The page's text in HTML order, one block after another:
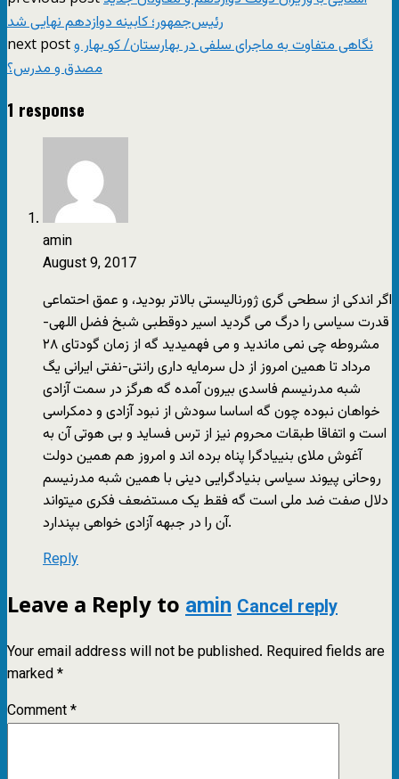
رئیس‌جمهور؛ کابینه دوازدهم نهایی شد
next postنگاهی متفاوت به ماجرای سلفی در بهارستان/ کو بهار و
مصدق و مدرس؟
1 response
amin
August 9, 2017
اگر اندکی از سطحی گری ژورنالیستی بالاتر بودید، و عمق احتماعی
قدرت سیاسی را درگ می گردید اسیر دوقطبی شبخ فضل اللهی-
مشروطه چی نمی ماندید و می فهمیدید گه از زمان گودتای ۲۸
مرداد تا همین امروز از دل سرمایه داری رانتی-نفتی ایرانی یگ
شبه مدرنیسم فاسدی بیرون آمده گه هرگز در سمت آزادی
خواهان نبوده چون گه اساسا سودش از نبود آزادی و دمکراسی
است و اتفاقا طبقات محروم نیز از ترس فساید و بی هوتی آن به
آغوش ملای بنییادگرا پناه برده اند و امروز هم همین دولت
روحانی پیوند سیاسی بنیادگرایی دینی با همین شبه مدرنیسم
دلال صفت ضد ملی است گه فقط یک مستضعف فکری میتواند
آن را در جبهه آزادی خواهی بپندارد.
Reply
Leave a Reply to aminCancel reply
Your email address will not be published. Required fields are
marked*
Comment*